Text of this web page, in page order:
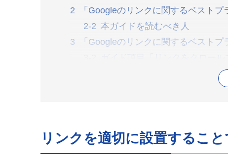
「Googleのリンクに関するベスト
本ガイドを読むべき人
「Googleのリンクに関するベスト
ガイド項目「アンカーテキス
ガイド項目「効果的なアンカ
「Googleのリンクに関するベストプ
1.リンクの設置方法を把握する
リンクを適切に設置するこ